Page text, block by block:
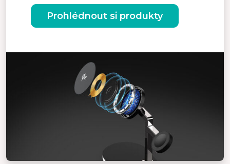
Prohlédnout si produkty